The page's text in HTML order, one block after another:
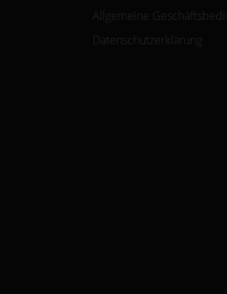
Allgemeine
Datenschutzerklärung